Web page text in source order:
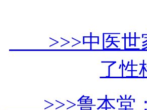
>>>中医世家
了性
>>>鲁本堂：